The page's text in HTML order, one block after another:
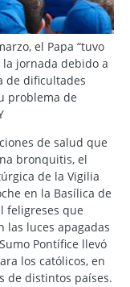
el Papa “tuvo
jornada debido a
de dificultades
problema de
de salud que
bronquitis, el
de la Vigilia
en la Basílica de
feligreses que
las luces apagadas
Pontífice llevó
los católicos, en
de distintos países.